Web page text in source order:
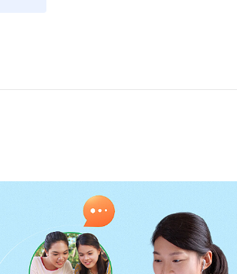
を犯す者は罪の奴隷である。そして、
はたえず罪を犯し、罪の中に生き、少
の国に連れて行くと予言した。主イエ
らゆる真理に導いてくれるであろう
全ての真理を発した。僕らの罪深い本性
唯一の方法は裁きを通じて自らの堕落
謙虚に求めるべきだ。全能神の御言葉